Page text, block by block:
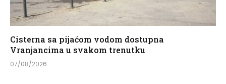
Cisterna sa pijaćom vodom dostupna
Vranjancima u svakom trenutku
07/08/2026